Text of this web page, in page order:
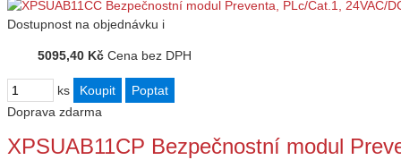
Dostupnost na objednávku i
5095,40 Kč Cena bez DPH
ks
Doprava zdarma
XPSUAB11CP Bezpečnostní modul